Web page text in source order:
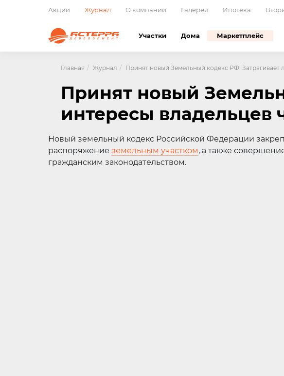
Акции Журнал О компании Галерея Ипотека
Участки Дома Маркетплейс
Главная Журнал Принят новый Земельный кодекс РФ. Затрагивает
Принят новый
интересы владельцев
Новый земельный кодекс Российской Федерации
распоряжение земельным участком, а также
гражданским законодательством.